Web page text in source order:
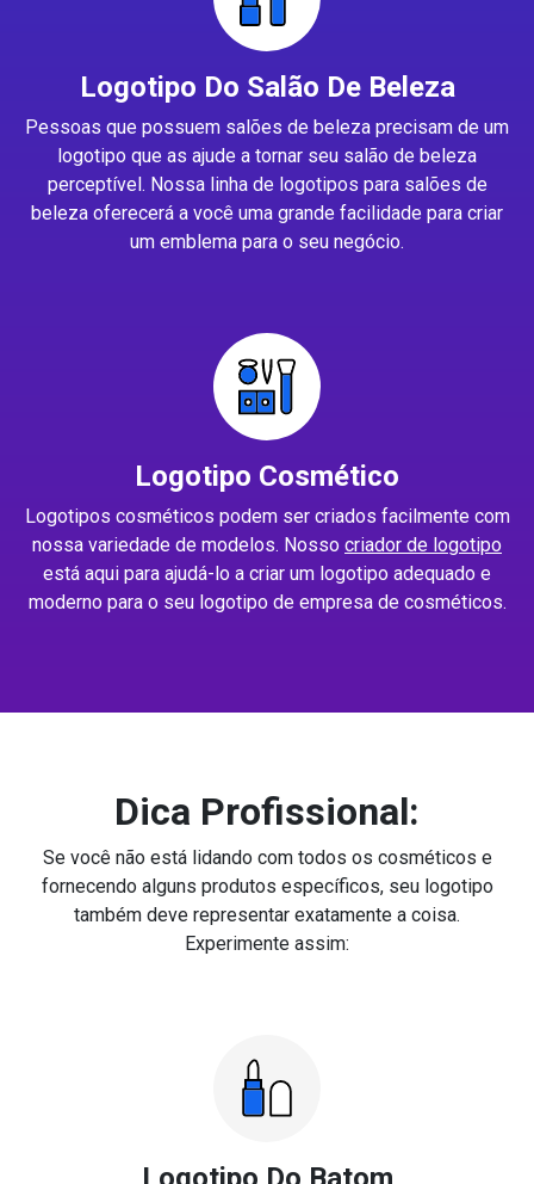
Logotipo Do Salão De Beleza
Pessoas que possuem salões de beleza precisam de um
logotipo que as ajude a tornar seu salão de beleza
perceptível. Nossa linha de logotipos para salões de
beleza oferecerá a você uma grande facilidade para criar
um emblema para o seu negócio.
Logotipo Cosmético
Logotipos cosméticos podem ser criados facilmente com
nossa variedade de modelos. Nosso criador de logotipo
está aqui para ajudá-lo a criar um logotipo adequado e
moderno para o seu logotipo de empresa de cosméticos.
Dica Profissional:
Se você não está lidando com todos os cosméticos e
fornecendo alguns produtos específicos, seu logotipo
também deve representar exatamente a coisa.
Experimente assim: